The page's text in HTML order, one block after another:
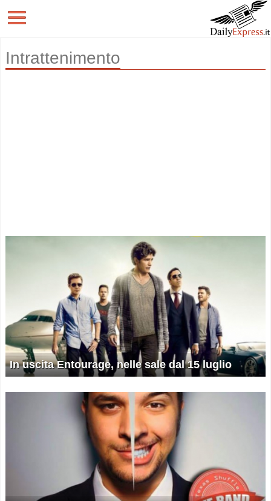
Intrattenimento
In uscita Entourage, nelle sale dal 15 luglio